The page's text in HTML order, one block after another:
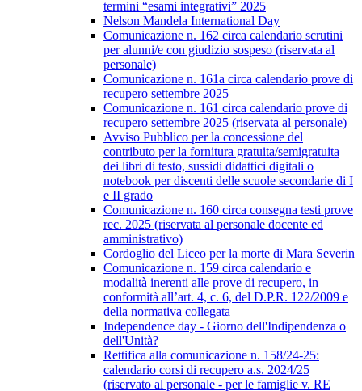
termini “esami integrativi” 2025
Nelson Mandela International Day
Comunicazione n. 162 circa calendario scrutini
per alunni/e con giudizio sospeso (riservata al
personale)
Comunicazione n. 161a circa calendario prove di
recupero settembre 2025
Comunicazione n. 161 circa calendario prove di
recupero settembre 2025 (riservata al personale)
Avviso Pubblico per la concessione del
contributo per la fornitura gratuita/semigratuita
dei libri di testo, sussidi didattici digitali o
notebook per discenti delle scuole secondarie di I
e II grado
Comunicazione n. 160 circa consegna testi prove
rec. 2025 (riservata al personale docente ed
amministrativo)
Cordoglio del Liceo per la morte di Mara Severin
Comunicazione n. 159 circa calendario e
modalità inerenti alle prove di recupero, in
conformità all’art. 4, c. 6, del D.P.R. 122/2009 e
della normativa collegata
Independence day - Giorno dell'Indipendenza o
dell'Unità?
Rettifica alla comunicazione n. 158/24-25:
calendario corsi di recupero a.s. 2024/25
(riservato al personale - per le famiglie v. RE